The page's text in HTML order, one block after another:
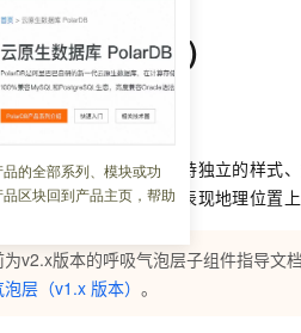
的全部系列、模块或功
区块回到产品主页，帮助
（v2.x版本）
10:22:52
平面地图的子组件，支持独立的样式
能够以呼吸气泡的形式表现地理位置
为v2.x版本的呼吸气泡层子组件指导文
泡层（v1.x 版本）。
模态智能体模型
Kimi-K3 NEW
Kimi 最新旗舰模型，
Deepseek-v4-pro
靠的大模型服务
级电脑
MaxCompute
对象存储 OSS
一站式AI开发、训练和
Qoder CN
付可用成果
属领域专家
多领域专家智能体,一键组建 AI 虚拟交付团队
影视创作平台
GLM-5.2：长任务时
自主进化，持久记忆
Claude Code +
低价云产品抢先购
单最高返9万
证享300元代金券
同享
阿里云 OPC 创新助力
至高百万元 Token 补贴
Qwen3.8-Max 首发尝
千问办公，限时限量
价格优势
推动算力普惠，释放技
版
身份实名认证
短信
OCR 文字识别
发票查验
天气预报查询
划
态合作计划
产品生态伙伴工作台
企业增值服务台
服务实践
云栖战略参考
云上的中国
看见新力量
金融模力时刻
客户案例